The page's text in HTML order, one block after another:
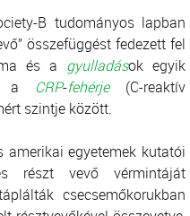
B tudományos lapban
összefüggést fedezett fel
és a gyulladások egyik
a
CRP-fehérje(C-reaktív
szintje között.
amerikai egyetemek kutatói
részt vevő vérmintáját
csecsemőkorukban